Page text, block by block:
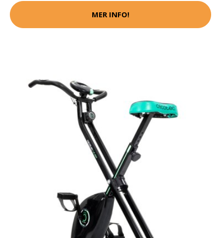
MER INFO!